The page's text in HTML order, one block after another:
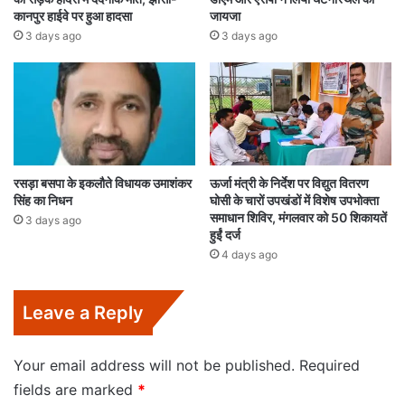
कानपुर हाईवे पर हुआ हादसा
3 days ago
जायजा
3 days ago
रसड़ा बसपा के इकलौते विधायक उमाशंकर
सिंह का निधन
3 days ago
ऊर्जा मंत्री के निर्देश पर विद्युत वितरण
घोसी के चारों उपखंडों में विशेष उपभोक्ता
समाधान शिविर, मंगलवार को 50 शिकायतें
हुईं दर्ज
4 days ago
Leave a Reply
Your email address will not be published. Required
fields are marked *